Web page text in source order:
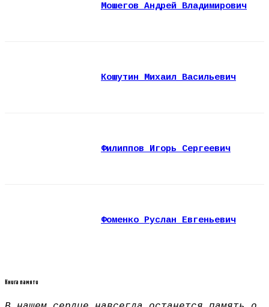
Мошегов Андрей Владимирович
Кошутин Михаил Васильевич
Филиппов Игорь Сергеевич
Фоменко Руслан Евгеньевич
Книга памяти